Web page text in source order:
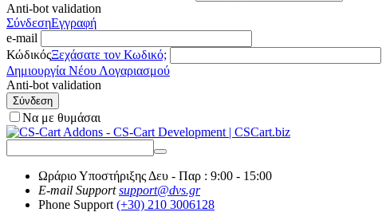
Anti-bot validation
ΣύνδεσηΕγγραφή
e-mail
ΚώδικόςΞεχάσατε τον Κωδικό;
Δημιουργία Νέου Λογαριασμού
Anti-bot validation
Σύνδεση
Να με θυμάσαι
Ωράριο Υποστήριξης Δευ - Παρ : 9:00 - 15:00
E-mail Support support@dvs.gr
Phone Support (+30) 210 3006128